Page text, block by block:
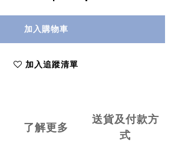
加入購物車
加入追蹤清單
了解更多
送貨及付款方
式